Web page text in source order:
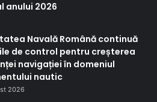
anului 2026
Navală Română continuă
de control pentru creșterea
navigației în domeniul
nautic
2026